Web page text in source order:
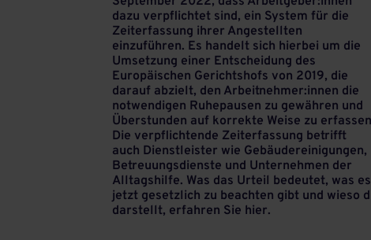
dazu verpflichtet sind, ein System für die
Zeiterfassung ihrer Angestellten
einzuführen. Es handelt sich hierbei um die
Umsetzung einer Entscheidung des
Europäischen Gerichtshofs von 2019, die
darauf abzielt, den Arbeitnehmer:innen die
notwendigen Ruhepausen zu gewähren und
Überstunden auf korrekte Weise zu
Die verpflichtende Zeiterfassung betrifft
auch Dienstleister wie Gebäudereinigungen,
Betreuungsdienste und Unternehmen der
Alltagshilfe. Was das Urteil bedeutet, was es
jetzt gesetzlich zu beachten gibt und wieso
darstellt, erfahren Sie hier.